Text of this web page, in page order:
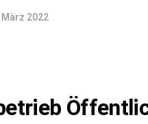
März 2022